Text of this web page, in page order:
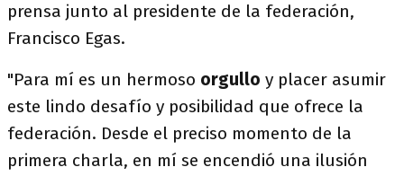
prensa junto al presidente de la federación,
Francisco Egas.
"Para mí es un hermoso orgullo y placer asumir
este lindo desafío y posibilidad que ofrece la
federación. Desde el preciso momento de la
primera charla, en mí se encendió una ilusión